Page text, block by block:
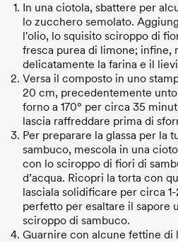
In una ciotola, sbattere per
lo zucchero semolato.
l'olio, lo squisito sciroppo di
fresca purea di limone; infine,
delicatamente la farina e il
Versa il composto in uno
20 cm, precedentemente
forno a 170° per circa 35
lascia raffreddare prima di
Per preparare la glassa per la
sambuco, mescola in una
con lo sciroppo di fiori di
d’acqua. Ricopri la torta con
lasciala solidificare per circa
perfetto per esaltare il sapore
sciroppo di sambuco.
Guarnire con alcune fettine di